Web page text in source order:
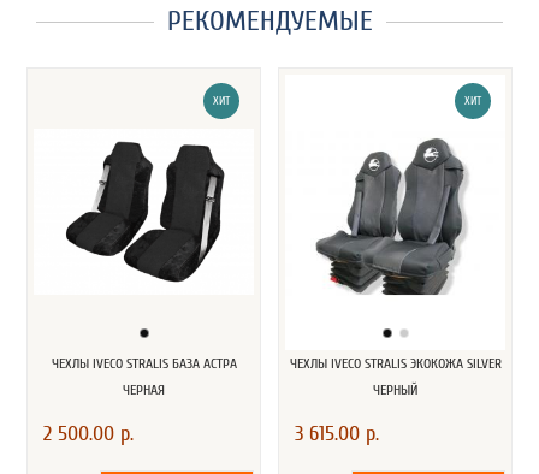
РЕКОМЕНДУЕМЫЕ
ХИТ
ЧЕХЛЫ IVECO STRALIS БАЗА АСТРА
ЧЕРНАЯ
2 500.00 р.
ХИТ
ЧЕХЛЫ IVECO STRALIS ЭКОКОЖА SILVER
ЧЕРНЫЙ
3 615.00 р.